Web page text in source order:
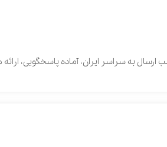
‌ایران‌، ‌آماده ‌پاسخگویی‌، ‌ارائه ‌مشاوره ‌و